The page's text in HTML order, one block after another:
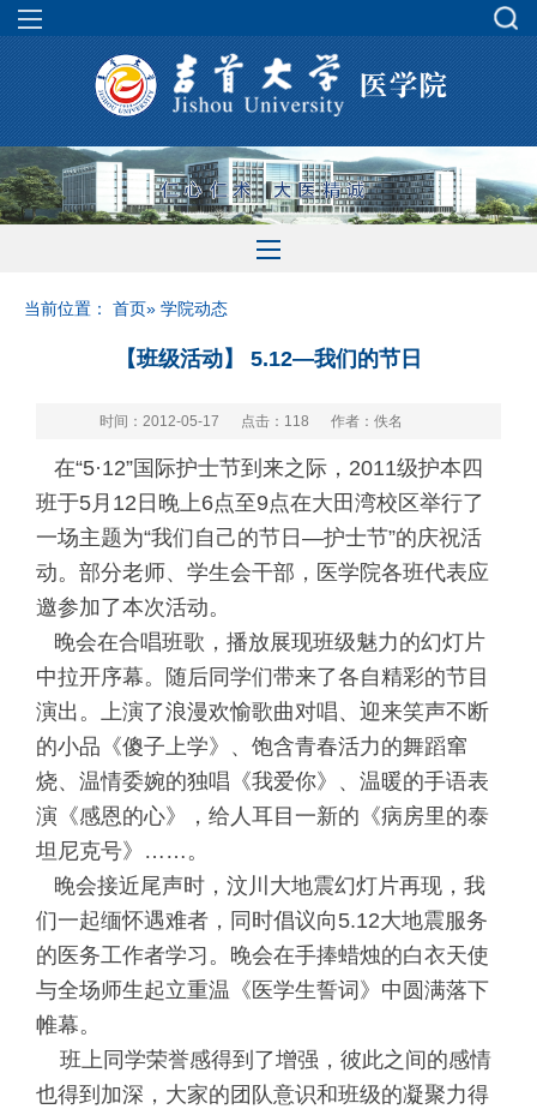
当前位置： 首页» 学院动态
【班级活动】 5.12—我们的节日
时间：2012-05-17 点击： 118 作者：佚名
在“5·12”国际护士节到来之际，2011级护本四
班于5月12日晚上6点至9点在大田湾校区举行了
一场主题为“我们自己的节日—护士节”的庆祝活
动。部分老师、学生会干部，医学院各班代表应
邀参加了本次活动。
晚会在合唱班歌，播放展现班级魅力的幻灯片
中拉开序幕。 随后同学们带来了各自精彩的节目
演出。上演了浪漫欢愉歌曲对唱、迎来笑声不断
的小品《傻子上学》、饱含青春活力的舞蹈窜
烧、温情委婉的独唱《我爱你》、温暖的手语表
演《感恩的心》，给人耳目一新的《病房里的泰
坦尼克号》……。
晚会接近尾声时， 汶川大地震幻灯片再现，我
们一起缅怀遇难者，同时倡议向5.12大地震服务
的医务工作者学习。晚会在手捧蜡烛的白衣天使
与全场师生起立重温《医学生誓词》中圆满落下
帷幕。
班上同学荣誉感得到了增强，彼此之间的感情
也得到加深，大家的团队意识和班级的凝聚力得